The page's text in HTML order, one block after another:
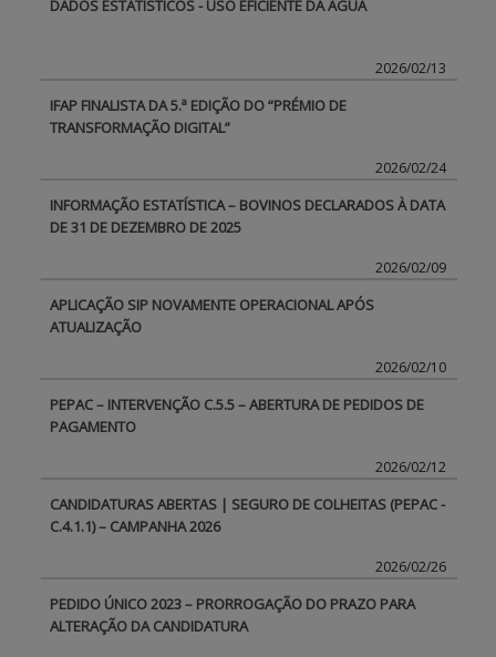
DADOS ESTATÍSTICOS - USO EFICIENTE DA ÁGUA
2026/02/13
IFAP FINALISTA DA 5.ª EDIÇÃO DO “PRÉMIO DE
TRANSFORMAÇÃO DIGITAL”
2026/02/24
INFORMAÇÃO ESTATÍSTICA – BOVINOS DECLARADOS À DATA
DE 31 DE DEZEMBRO DE 2025
2026/02/09
APLICAÇÃO SIP NOVAMENTE OPERACIONAL APÓS
ATUALIZAÇÃO
2026/02/10
PEPAC – INTERVENÇÃO C.5.5 – ABERTURA DE PEDIDOS DE
PAGAMENTO
2026/02/12
CANDIDATURAS ABERTAS | SEGURO DE COLHEITAS (PEPAC -
C.4.1.1) – CAMPANHA 2026
2026/02/26
PEDIDO ÚNICO 2023 – PRORROGAÇÃO DO PRAZO PARA
ALTERAÇÃO DA CANDIDATURA